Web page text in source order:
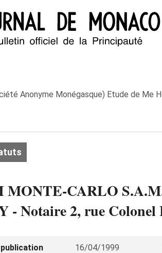
Anonyme Monégasque) Etude de Me
CARLO
- Notaire 2, rue
16/04/1999